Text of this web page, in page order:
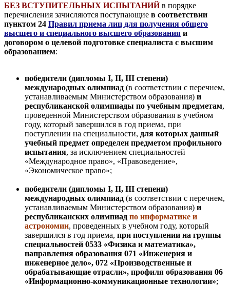
БЕЗ ВСТУПИТЕЛЬНЫХ ИСПЫТАНИЙв порядке
перечисления зачисляются поступающие в соответствии
пунктом 24 Правил приема лиц для получения общего
высшего и специального высшего образования и
договором о целевой подготовке специалиста с высшим
образованием:
победители (дипломы I, II, III степени)
международных олимпиад (в соответствии с перечнем,
устанавливаемым Министерством образования) и
республиканской олимпиады по учебным предметам,
проведенной Министерством образования в учебном
году, который завершился в год приема, при
поступлении на специальности, для которых данный
учебный предмет определен предметом профильного
испытания, за исключением специальностей
«Международное право», «Правоведение»,
«Экономическое право»;
победители (дипломы I, II, III степени)
международных олимпиад (в соответствии с перечнем,
устанавливаемым Министерством образования) и
республиканских олимпиад по информатике и
астрономии, проведенных в учебном году, который
завершился в год приема, при поступлении на группы
специальностей 0533 «Физика и математика»,
направления образования 071 «Инженерия и
инженерное дело», 072 «Производственные и
обрабатывающие отрасли», профиля образования 06
«Информационно-коммуникационные технологии»;